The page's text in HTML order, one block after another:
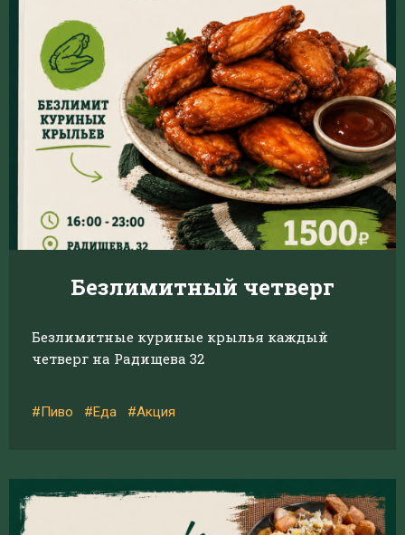
Безлимитный четверг
Безлимитные куриные крылья каждый
четверг на Радищева 32
#Пиво #Еда #Акция